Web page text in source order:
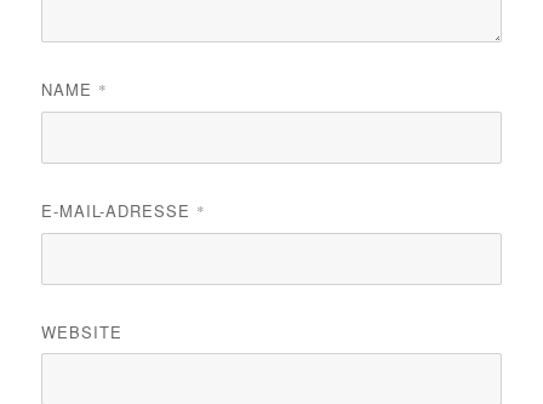
NAME *
E-MAIL-ADRESSE *
WEBSITE